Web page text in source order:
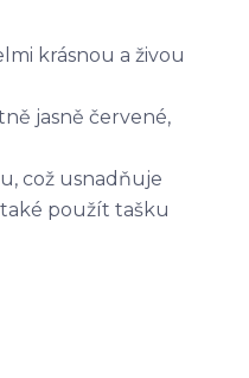
krásnou a živou
jasně červené,
což usnadňuje
použít tašku